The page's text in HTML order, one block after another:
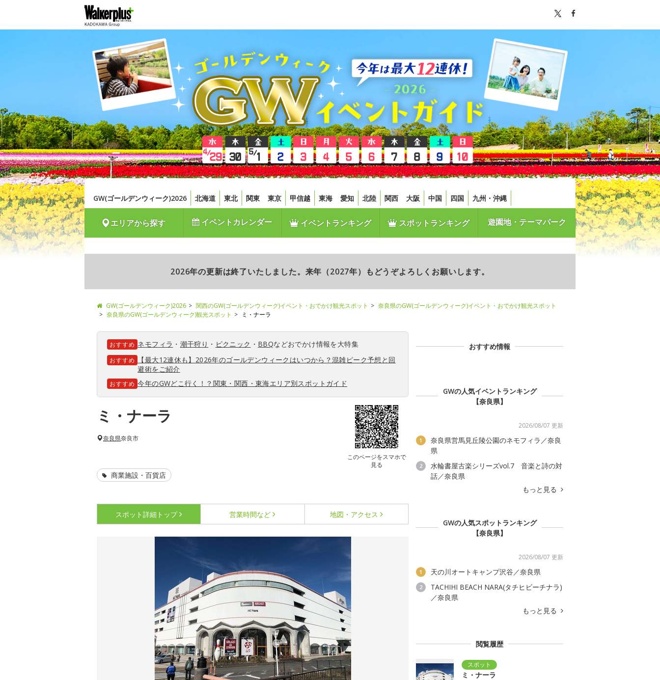
GW(ゴールデンウィーク)2026 北海道 東北 関東 東京 甲信越 東海 愛知 北陸 関西 大阪 中国 四国 九州・沖縄
エリアから探す イベントカレンダー イベントランキング スポットランキング 遊園地・テーマパーク
2026年の更新は終了いたしました。来年（2027年）もどうぞよろしくお願いします。
GW(ゴールデンウィーク)2026 関西のGW(ゴールデンウィーク)イベント・おでかけ観光スポット
奈良県のGW(ゴールデンウィーク)イベント・おでかけ観光スポット
奈良県のGW(ゴールデンウィーク)観光スポット
ミ・ナーラ
おすすめ ネモフィラ ・ 潮干狩り ・ ピクニック ・ BBQなどおでかけ情報を大特集
おすすめ
【最大12連休も】2026年のゴールデンウィークはいつから？混雑ピーク予想と回
避術をご紹介
おすすめ 今年のGWどこ行く！？関東・関西・東海エリア別スポットガイド
ミ・ナーラ
このページをスマホで
見る
奈良県奈良市
商業施設・百貨店
スポット詳細 トップ 営業時間など 地図・アクセス
おすすめ情報
GWの人気イベントランキング
【奈良県】
2026/08/07 更新
1
奈良県営馬見丘陵公園のネモフィラ／奈良
県
2
水輪書屋古楽シリーズvol.7 音楽と詩の対
話／奈良県
もっと見る
GWの人気スポットランキング
【奈良県】
2026/08/07 更新
1 天の川オートキャンプ沢谷／奈良県
2
TACHIHI BEACH NARA(タチヒビーチナラ)
／奈良県
もっと見る
閲覧履歴
ミ・ナーラ